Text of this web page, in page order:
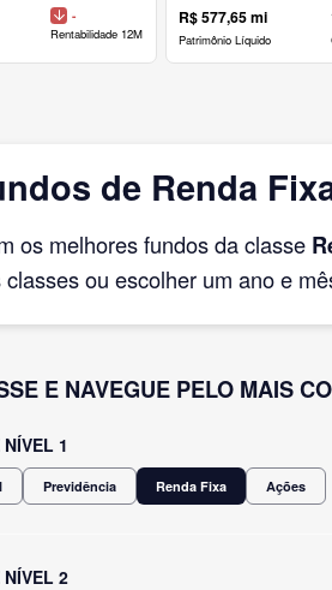
-
Rentabilidade 12M
R$ 577,65 mi
Patrimônio Líquido
de Renda
os melhores fundos da classe
ou escolher um ano e
E NAVEGUE PELO MAIS
1
Previdência Renda Fixa Ações
2